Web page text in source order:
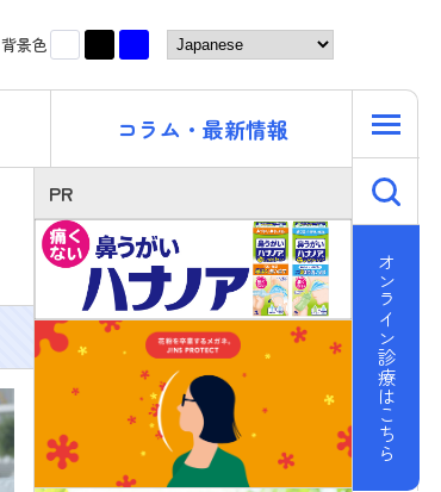
背景色 白 黒
コラム・最新情報
オンライン診療はこちら
PR